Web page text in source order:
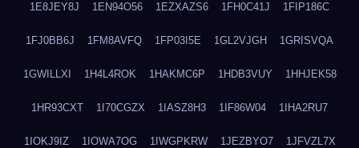
1E8JEY8J 1EN94O56 1EZXAZS6 1FH0C41J 1FIP186C
1FJ0BB6J 1FM8AVFQ 1FP03I5E 1GL2VJGH 1GRISVQA
1GWILLXI 1H4L4ROK 1HAKMC6P 1HDB3VUY 1HHJEK58
1HR93CXT 1I70CGZX 1IASZ8H3 1IF86W04 1IHA2RU7
1IOKJ9IZ 1IOWA7OG 1IWGPKRW 1JEZBYO7 1JFVZL7X